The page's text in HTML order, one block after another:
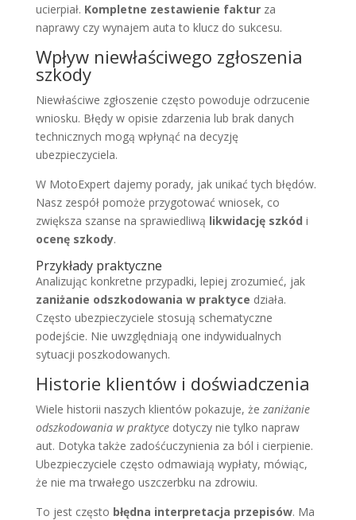
ucierpiał. Kompletne zestawienie fakturza
naprawy czy wynajem auta to klucz do sukcesu.
Wpływ niewłaściwego zgłoszenia
szkody
Niewłaściwe zgłoszenie często powoduje odrzucenie
wniosku. Błędy w opisie zdarzenia lub brak danych
technicznych mogą wpłynąć na decyzję
ubezpieczyciela.
W MotoExpert dajemy porady, jak unikać tych błędów.
Nasz zespół pomoże przygotować wniosek, co
zwiększa szanse na sprawiedliwą likwidację szkód i
ocenę szkody.
Przykłady praktyczne
Analizując konkretne przypadki, lepiej zrozumieć, jak
zaniżanie odszkodowania w praktyce działa.
Często ubezpieczyciele stosują schematyczne
podejście. Nie uwzględniają one indywidualnych
sytuacji poszkodowanych.
Historie klientów i doświadczenia
Wiele historii naszych klientów pokazuje, że zaniżanie
odszkodowania w praktycedotyczy nie tylko napraw
aut. Dotyka także zadośćuczynienia za ból i cierpienie.
Ubezpieczyciele często odmawiają wypłaty, mówiąc,
że nie ma trwałego uszczerbku na zdrowiu.
To jest często błędna interpretacja przepisów. Ma